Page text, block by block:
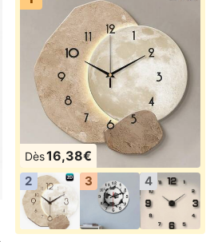
Dès16,38€
2 3 4